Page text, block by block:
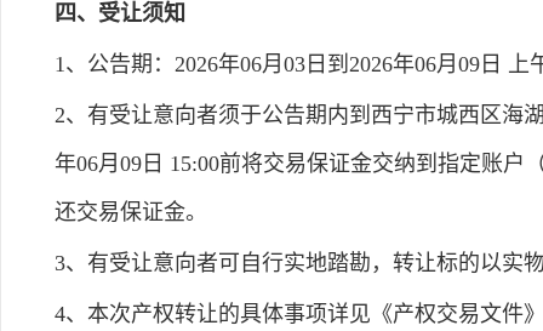
四、受让须知
1、公告期：2026年06月03日到2026年06月09日 上
2、有受让意向者须于公告期内到西宁市城西区海
年06月09日 15:00前将交易保证金交纳到指定账
还交易保证金。
3、有受让意向者可自行实地踏勘，转让标的以实
4、本次产权转让的具体事项详见《产权交易文件